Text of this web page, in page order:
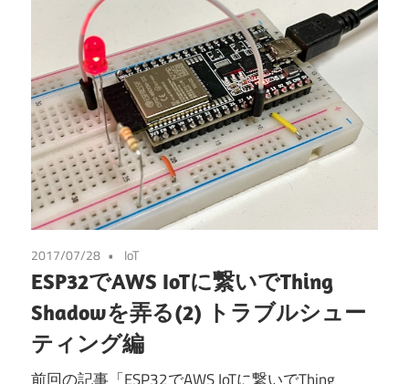
2017/07/28 IoT
ESP32でAWS IoTに繋いでThing
Shadowを弄る(2) トラブルシュー
ティング編